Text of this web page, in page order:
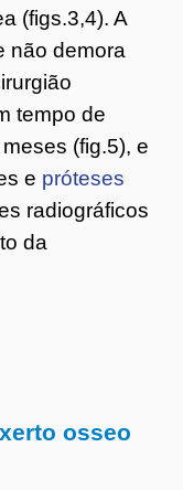
(figs.3,4). A
não demora
tempo de
(fig.5), e
e próteses
radiográficos
da
osseo